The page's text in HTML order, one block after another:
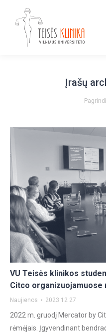
Įrašų
You
VU Teisės klinikos
Citco organizuojamuose
Naujienos 2023 12 27
2022 m. gruodį Mercator by
rėmėjais. Įgyvendinant